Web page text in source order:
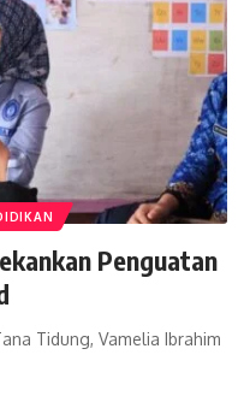
Penguatan
Tidung, Vamelia Ibrahim